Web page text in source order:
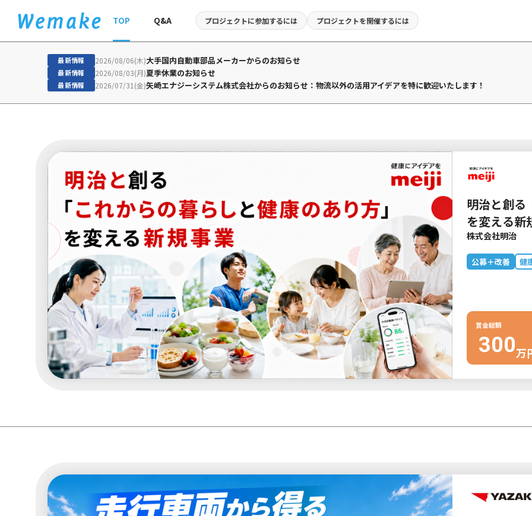
TOP Q&A プロジェクトに参加するには プロジェクトを開催するには
最新情報 2026/08/06(木)大手国内自動車部品メーカーからのお知らせ
最新情報 2026/08/03(月)夏季休業のお知らせ
最新情報 2026/07/31(金)矢崎エナジーシステム株式会社からのお知らせ：物流以外の活用アイデアを特に歓迎いたします！
明治と創る
を変える新
株式会社明治
公募＋改善 健
賞金総額
300万